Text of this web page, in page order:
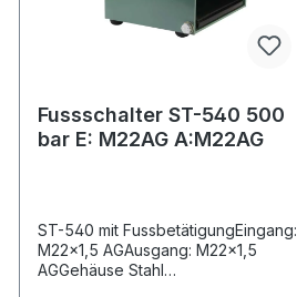
Fussschalter ST-540 500
bar E: M22AG A:M22AG
ST-540 mit FussbetätigungEingang:
M22x1,5 AGAusgang: M22x1,5
AGGehäuse Stahl